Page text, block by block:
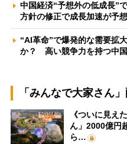
中国経済“予想外の低成長”
方針の修正で成長加速が予
“AI革命”で爆発的な需要拡
か？ 高い競争力を持つ中
「みんなで大家さん
《ついに見え
ん」2000億円
ら…